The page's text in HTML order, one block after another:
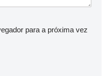
para a próxima vez